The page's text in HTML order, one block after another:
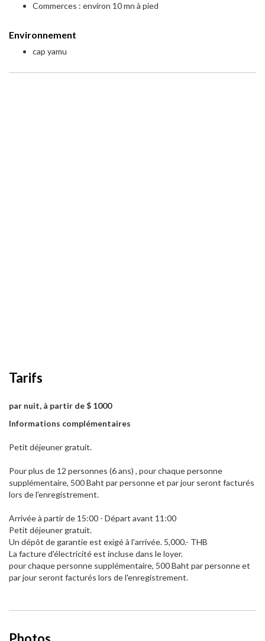
Commerces : environ 10 mn à pied
Environnement
cap yamu
Tarifs
par nuit, à partir de $ 1000
Informations complémentaires
Petit déjeuner gratuit.
Pour plus de 12 personnes (6 ans) , pour chaque personne
supplémentaire, 500 Baht par personne et par jour seront facturés
lors de l'enregistrement.
Arrivée à partir de 15:00 - Départ avant 11:00
Petit déjeuner gratuit.
Un dépôt de garantie est exigé à l'arrivée. 5,000.- THB
La facture d'électricité est incluse dans le loyer.
pour chaque personne supplémentaire, 500 Baht par personne et
par jour seront facturés lors de l'enregistrement.